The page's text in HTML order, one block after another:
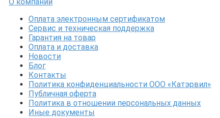
Оплата электронным сертификатом
Сервис и техническая поддержка
Гарантия на товар
Оплата и доставка
Новости
Блог
Контакты
Политика конфиденциальности ООО «Катэрвил»
Публичная оферта
Политика в отношении персональных данных
Иные документы